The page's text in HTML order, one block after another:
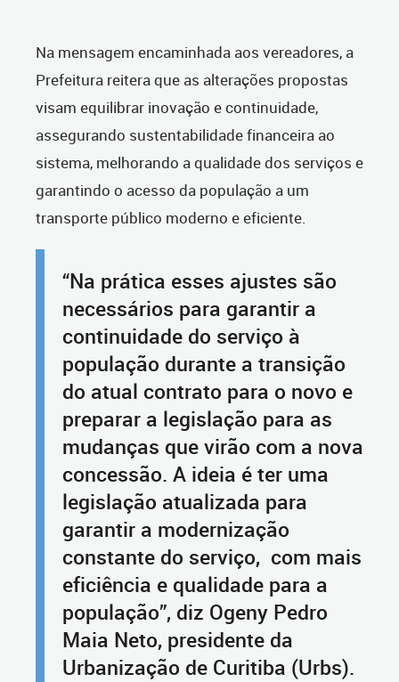
Na mensagem encaminhada aos vereadores, a
Prefeitura reitera que as alterações propostas
visam equilibrar inovação e continuidade,
assegurando sustentabilidade financeira ao
sistema, melhorando a qualidade dos serviços e
garantindo o acesso da população a um
transporte público moderno e eficiente.
“Na prática esses ajustes são
necessários para garantir a
continuidade do serviço à
população durante a transição
do atual contrato para o novo e
preparar a legislação para as
mudanças que virão com a nova
concessão. A ideia é ter uma
legislação atualizada para
garantir a modernização
constante do serviço, com mais
eficiência e qualidade para a
população”, diz Ogeny Pedro
Maia Neto, presidente da
Urbanização de Curitiba (Urbs).